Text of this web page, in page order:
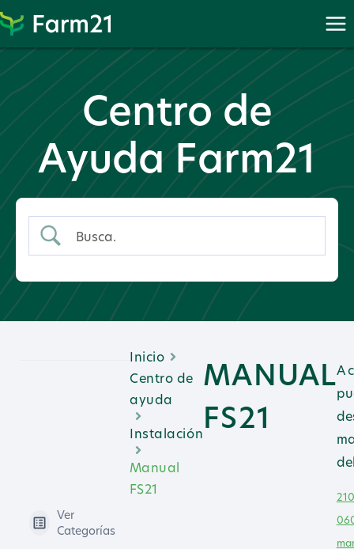
Proceder
PayPal
Centro de
Ayuda Farm21
Ver
Categorías
Inicio
Centro de
ayuda
Instalación
Manual
FS21
MANUAL
FS21
A